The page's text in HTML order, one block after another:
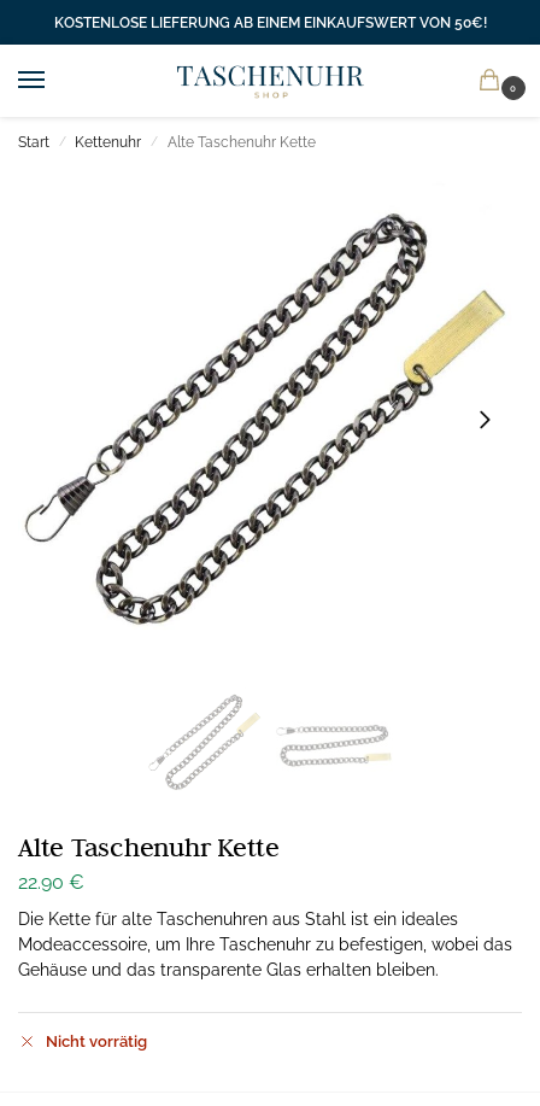
KOSTENLOSE LIEFERUNG AB EINEM EINKAUFSWERT VON 50€!
0
Start / Kettenuhr / Alte Taschenuhr Kette
Alte Taschenuhr Kette
22.90 €
Die Kette für alte Taschenuhren aus Stahl ist ein ideales
Modeaccessoire, um Ihre Taschenuhr zu befestigen, wobei das
Gehäuse und das transparente Glas erhalten bleiben.
Nicht vorrätig